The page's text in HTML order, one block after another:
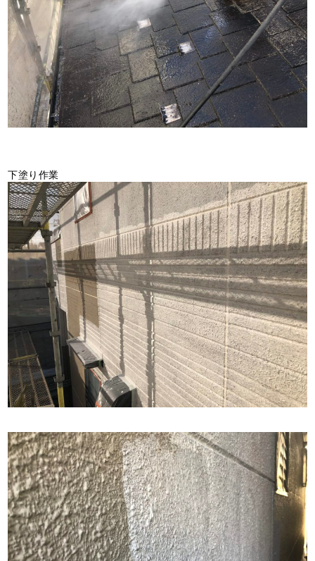
下塗り作業